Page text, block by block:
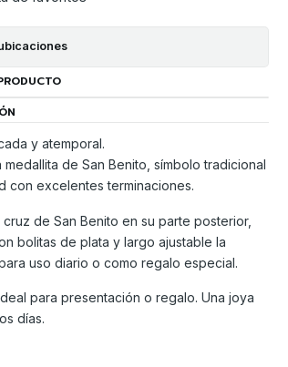
y atemporal.
de San Benito, símbolo tradicional
con excelentes terminaciones.
de San Benito en su parte posterior,
bolitas de plata y largo ajustable la
uso diario o como regalo especial.
para presentación o regalo. Una joya
días.